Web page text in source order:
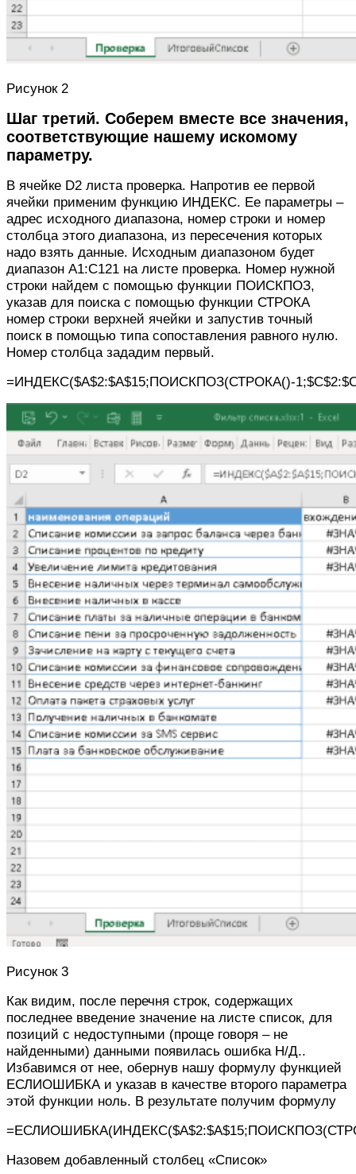
Рисунок 2
Шаг третий. Соберем вместе все значения,
соответствующие нашему искомому
параметру.
В ячейке D2 листа проверка. Напротив ее первой
ячейки применим функцию ИНДЕКС. Ее параметры –
адрес исходного диапазона, номер строки и номер
столбца этого диапазона, из пересечения которых
надо взять данные. Исходным диапазоном будет
диапазон А1:С121 на листе проверка. Номер нужной
строки найдем с помощью функции ПОИСКПОЗ,
указав для поиска с помощью функции СТРОКА
номер строки верхней ячейки и запустив точный
поиск в помощью типа сопоставления равного нулю.
Номер столбца зададим первый.
=ИНДЕКС($A$2:$A$15;ПОИСКПОЗ(СТРОКА()-
Рисунок 3
Как видим, после перечня строк, содержащих
последнее введение значение на листе список, для
позиций с недоступными (проще говоря – не
найденными) данными появилась ошибка Н/Д..
Избавимся от нее, обернув нашу формулу функцией
ЕСЛИОШИБКА и указав в качестве второго параметра
этой функции ноль. В результате получим формулу
Назовем добавленный столбец «Список»